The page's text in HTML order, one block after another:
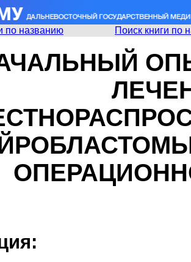
по названию Поиск книги по